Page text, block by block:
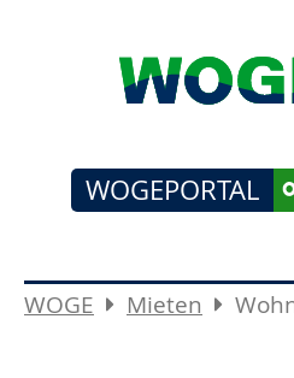
WOGEPORTAL
WOGE Mieten